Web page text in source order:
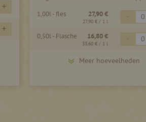
+
+
1,00l - fles 27,90 €
27,90 € / 1 l -
0,50l - Flasche 16,80 €
33,60 € / 1 l -
Meer hoeveelheden